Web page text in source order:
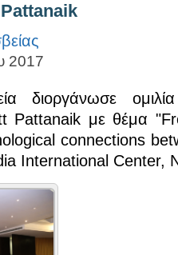
2017
διοργάνωσε
Pattanaik με θέμα
connections
International Center,